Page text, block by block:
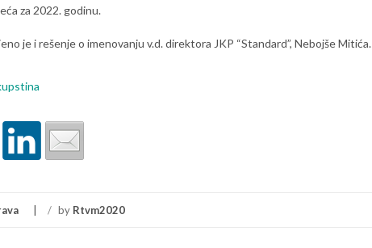
za 2022. godinu.
je i rešenje o imenovanju v.d. direktora JKP “Standard”, Nebojše Mitića.
/ by Rtvm2020